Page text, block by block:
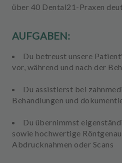
über 40 Dental21-Praxen
AUFGABEN:
Du betreust unsere
vor, während und nach der
Du assistierst bei
Behandlungen und
Du übernimmst
sowie hochwertige
Abdrucknahmen oder Scans